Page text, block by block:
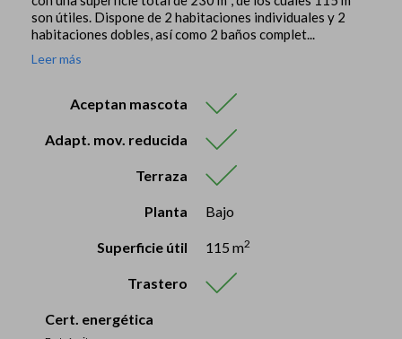
son útiles. Dispone de 2 habitaciones individuales y 2
habitaciones dobles, así como 2 baños complet...
Leer más
Aceptan mascota
Adapt. mov. reducida
Terraza
Planta Bajo
Superficie útil 115 m2
Trastero
Cert. energética